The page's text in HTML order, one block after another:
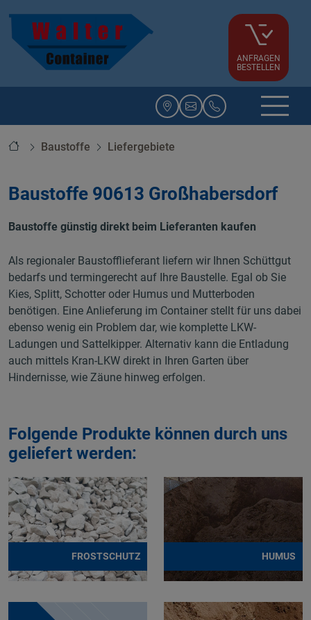
ANFRAGEN
BESTELLEN
StartseiteBaustoffe Liefergebiete
Baustoffe 90613 Großhabersdorf
Baustoffe günstig direkt beim Lieferanten kaufen
Als regionaler Baustofflieferant liefern wir Ihnen Schüttgut
bedarfs und termingerecht auf Ihre Baustelle. Egal ob Sie
Kies, Splitt, Schotter oder Humus und Mutterboden
benötigen. Eine Anlieferung im Container stellt für uns dabei
ebenso wenig ein Problem dar, wie komplette LKW-
Ladungen und Sattelkipper. Alternativ kann die Entladung
auch mittels Kran-LKW direkt in Ihren Garten über
Hindernisse, wie Zäune hinweg erfolgen.
Folgende Produkte können durch uns
geliefert werden:
FROSTSCHUTZ HUMUS